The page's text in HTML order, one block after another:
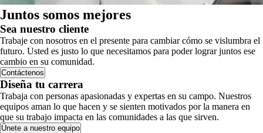
Juntos somos mejores
Sea nuestro cliente
Trabaje con nosotros en el presente para cambiar cómo se vislumbra el
futuro. Usted es justo lo que necesitamos para poder lograr juntos ese
cambio en su comunidad.
Contáctenos
Diseña tu carrera
Trabaja con personas apasionadas y expertas en su campo. Nuestros
equipos aman lo que hacen y se sienten motivados por la manera en
que su trabajo impacta en las comunidades a las que sirven.
Únete a nuestro equipo